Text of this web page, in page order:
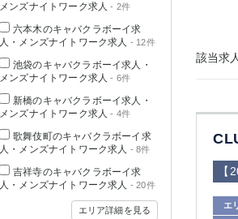
該当求
エ
メンズナイトワーク求人 - 2件
六本木のキャバクラボーイ求
人・メンズナイトワーク求人 - 12件
池袋のキャバクラボーイ求人・
メンズナイトワーク求人 - 6件
新橋のキャバクラボーイ求人・
メンズナイトワーク求人 - 4件
歌舞伎町のキャバクラボーイ求
人・メンズナイトワーク求人 - 8件
吉祥寺のキャバクラボーイ求
人・メンズナイトワーク求人 - 20件
エリア詳細を見る